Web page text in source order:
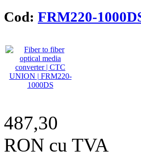
Cod: FRM220-
487,30
RON cu TVA